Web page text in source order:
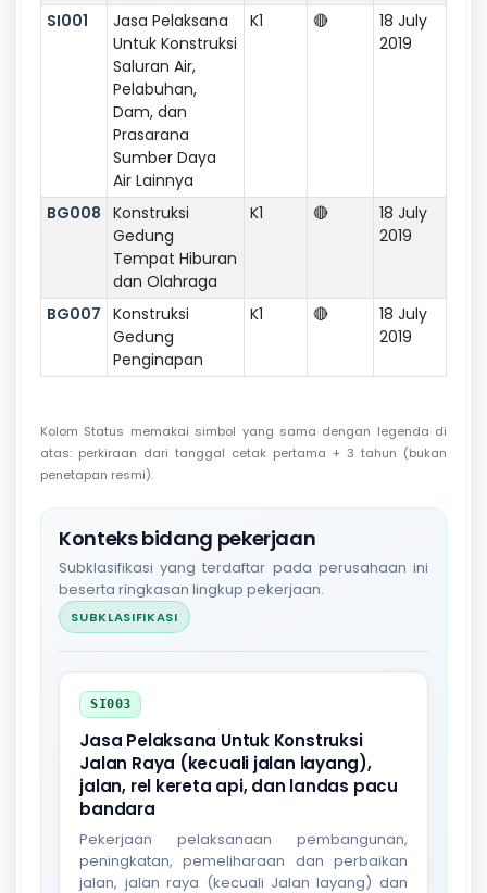
SI001
Jasa Pelaksana
Untuk Konstruksi
Saluran Air,
Pelabuhan,
Dam, dan
Prasarana
Sumber Daya
Air Lainnya
K1 🔴
18 July
2019
BG008 Konstruksi
Gedung
Tempat Hiburan
dan Olahraga
K1 🔴
18 July
2019
BG007 Konstruksi
Gedung
Penginapan
K1 🔴
18 July
2019
Kolom Status memakai simbol yang sama dengan legenda di
atas: perkiraan dari tanggal cetak pertama + 3 tahun (bukan
penetapan resmi).
Konteks bidang pekerjaan
Subklasifikasi yang terdaftar pada perusahaan ini
beserta ringkasan lingkup pekerjaan.
SUBKLASIFIKASI
SI003
Jasa Pelaksana Untuk Konstruksi
Jalan Raya (kecuali jalan layang),
jalan, rel kereta api, dan landas pacu
bandara
Pekerjaan pelaksanaan pembangunan,
peningkatan, pemeliharaan dan perbaikan
jalan, jalan raya (kecuali Jalan layang) dan